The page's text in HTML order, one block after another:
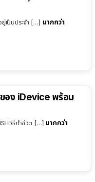
เป็นประจำ […] มากกว่า
ของ iDevice พร้อม
วิธีทำชีวิต […] มากกว่า